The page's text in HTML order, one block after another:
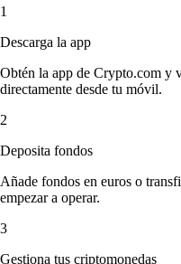
1
Descarga la app
Obtén la app de Crypto.com y
directamente desde tu móvil.
2
Deposita fondos
Añade fondos en euros o
empezar a operar.
3
Gestiona tus criptomonedas